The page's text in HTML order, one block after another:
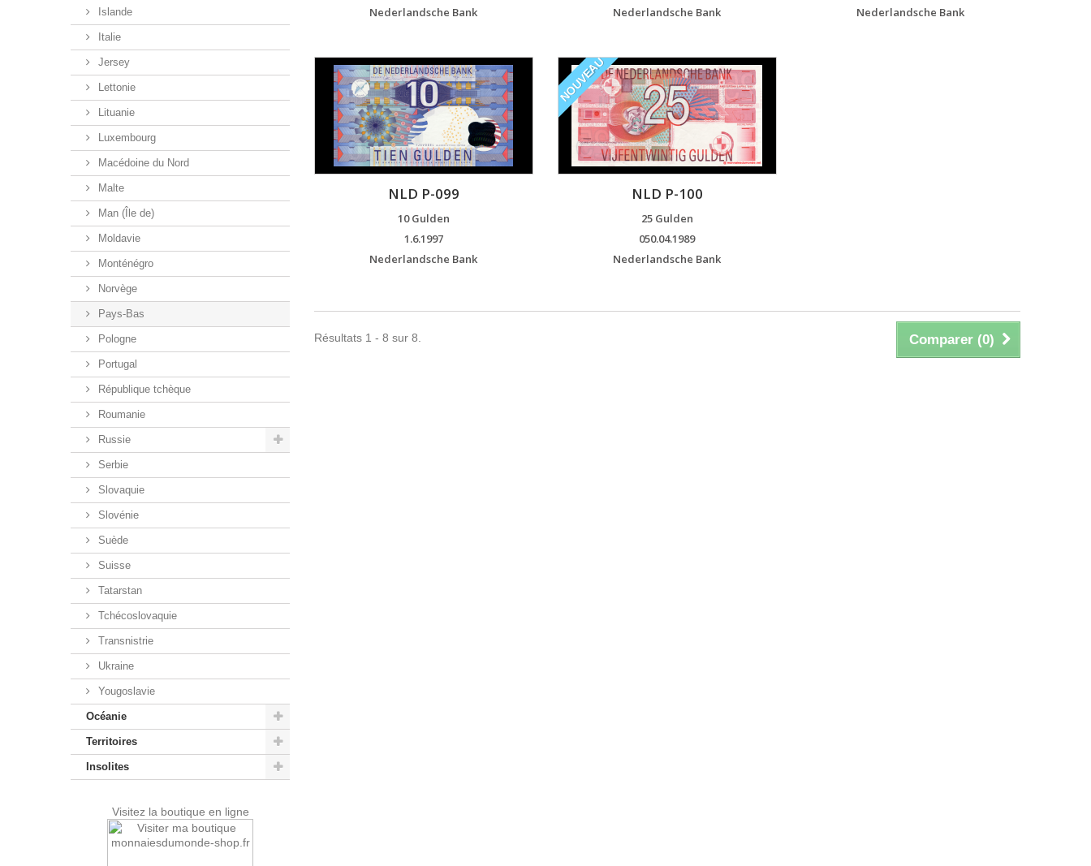
Islande
Italie
Jersey
Lettonie
Lituanie
Luxembourg
Macédoine du Nord
Malte
Man (Île de)
Moldavie
Monténégro
Norvège
Pays-Bas
Pologne
Portugal
République tchèque
Roumanie
Russie
Serbie
Slovaquie
Slovénie
Suède
Suisse
Tatarstan
Tchécoslovaquie
Transnistrie
Ukraine
Yougoslavie
Océanie
Territoires
Insolites
Visitez la boutique en ligne
Nederlandsche Bank
Nederlandsche Bank
Nederlandsche Bank
NLD P-099
10 Gulden
1.6.1997
Nederlandsche Bank
NOUVEAU
NLD P-100
25 Gulden
050.04.1989
Nederlandsche Bank
Comparer (0)
Résultats 1 - 8 sur 8.